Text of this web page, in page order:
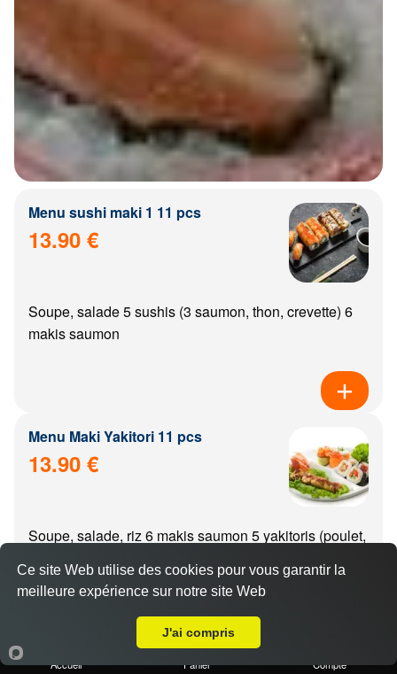
Menu sushi maki 1 11 pcs
13.90 €
Soupe, salade 5 sushis (3 saumon, thon, crevette) 6
makis saumon
Menu Maki Yakitori 11 pcs
13.90 €
Soupe, salade, riz 6 makis saumon 5 yakitoris (poulet,
Menu california Yakitori 11 pcs
Accueil Panier Compte
Ce site Web utilise des cookies pour vous garantir la
meilleure expérience sur notre site Web
J'ai compris